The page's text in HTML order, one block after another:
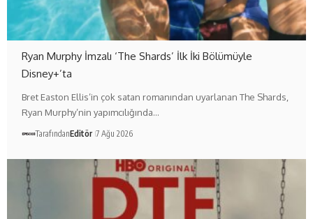
Ryan Murphy İmzalı ‘The Shards’ İlk İki Bölümüyle
Disney+’ta
Bret Easton Ellis’in çok satan romanından uyarlanan The Shards,
Ryan Murphy’nin yapımcılığında…
TarafındanEditör 7 Ağu 2026